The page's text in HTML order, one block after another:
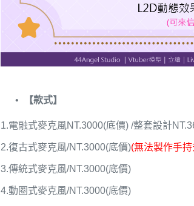
【款式】
1.電融式麥克風NT.3000(底價) /整套設計
2.復古式麥克風/NT.3000(底價)(無法製作手持
3.傳統式麥克風/NT.3000(底價)
4.動圈式麥克風/NT.3000(底價)